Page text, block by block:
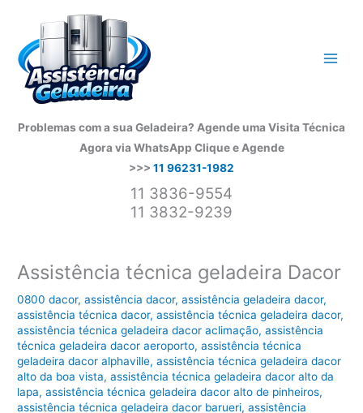
conteúdo
Problemas com a sua Geladeira? Agende uma Visita Técnica
Agora via WhatsApp Clique e Agende
>>> 11 96231-1982
11 3836-9554
11 3832-9239
Assistência técnica geladeira Dacor
0800 dacor,assistência dacor,assistência geladeira dacor,
assistência técnica dacor,assistência técnica geladeira dacor,
assistência técnica geladeira dacor aclimação,assistência
técnica geladeira dacor aeroporto,assistência técnica
geladeira dacor alphaville,assistência técnica geladeira dacor
alto da boa vista,assistência técnica geladeira dacor alto da
lapa,assistência técnica geladeira dacor alto de pinheiros,
assistência técnica geladeira dacor barueri,assistência